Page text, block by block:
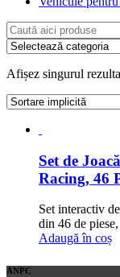
Afișez singurul
Set de
Racing, 46
Set interactiv
din 46 de
Adaugă în coș
ANPC